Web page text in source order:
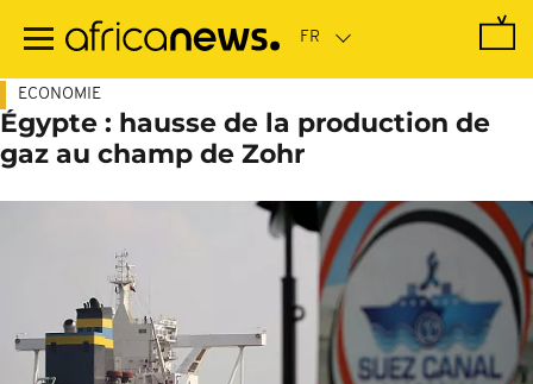
contenu
ECONOMIE
Égypte : hausse de la production de
gaz au champ de Zohr